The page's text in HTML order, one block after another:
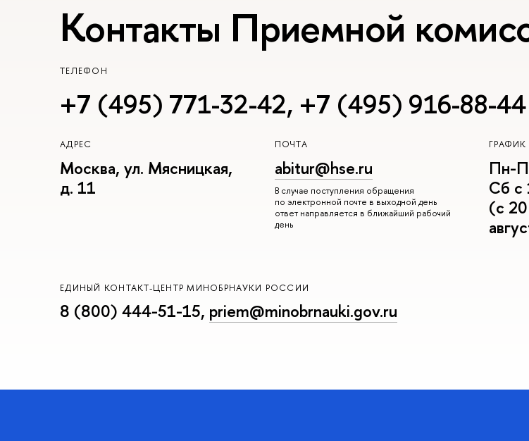
Контакты Приемной
ТЕЛЕФОН
+7 (495) 771-32-42, +7 (495) 916-88-44
АДРЕС
Москва, ул. Мясницкая,
д. 11
ПОЧТА
abitur@hse.ru
В случае поступления обращения
по электронной почте в выходной день
ответ направляется в ближайший рабочий
день
ГРАФИК
Пн-
Сб с
(с
ЕДИНЫЙ КОНТАКТ-ЦЕНТР МИНОБРНАУКИ РОССИИ
8 (800) 444-51-15, priem@minobrnauki.gov.ru